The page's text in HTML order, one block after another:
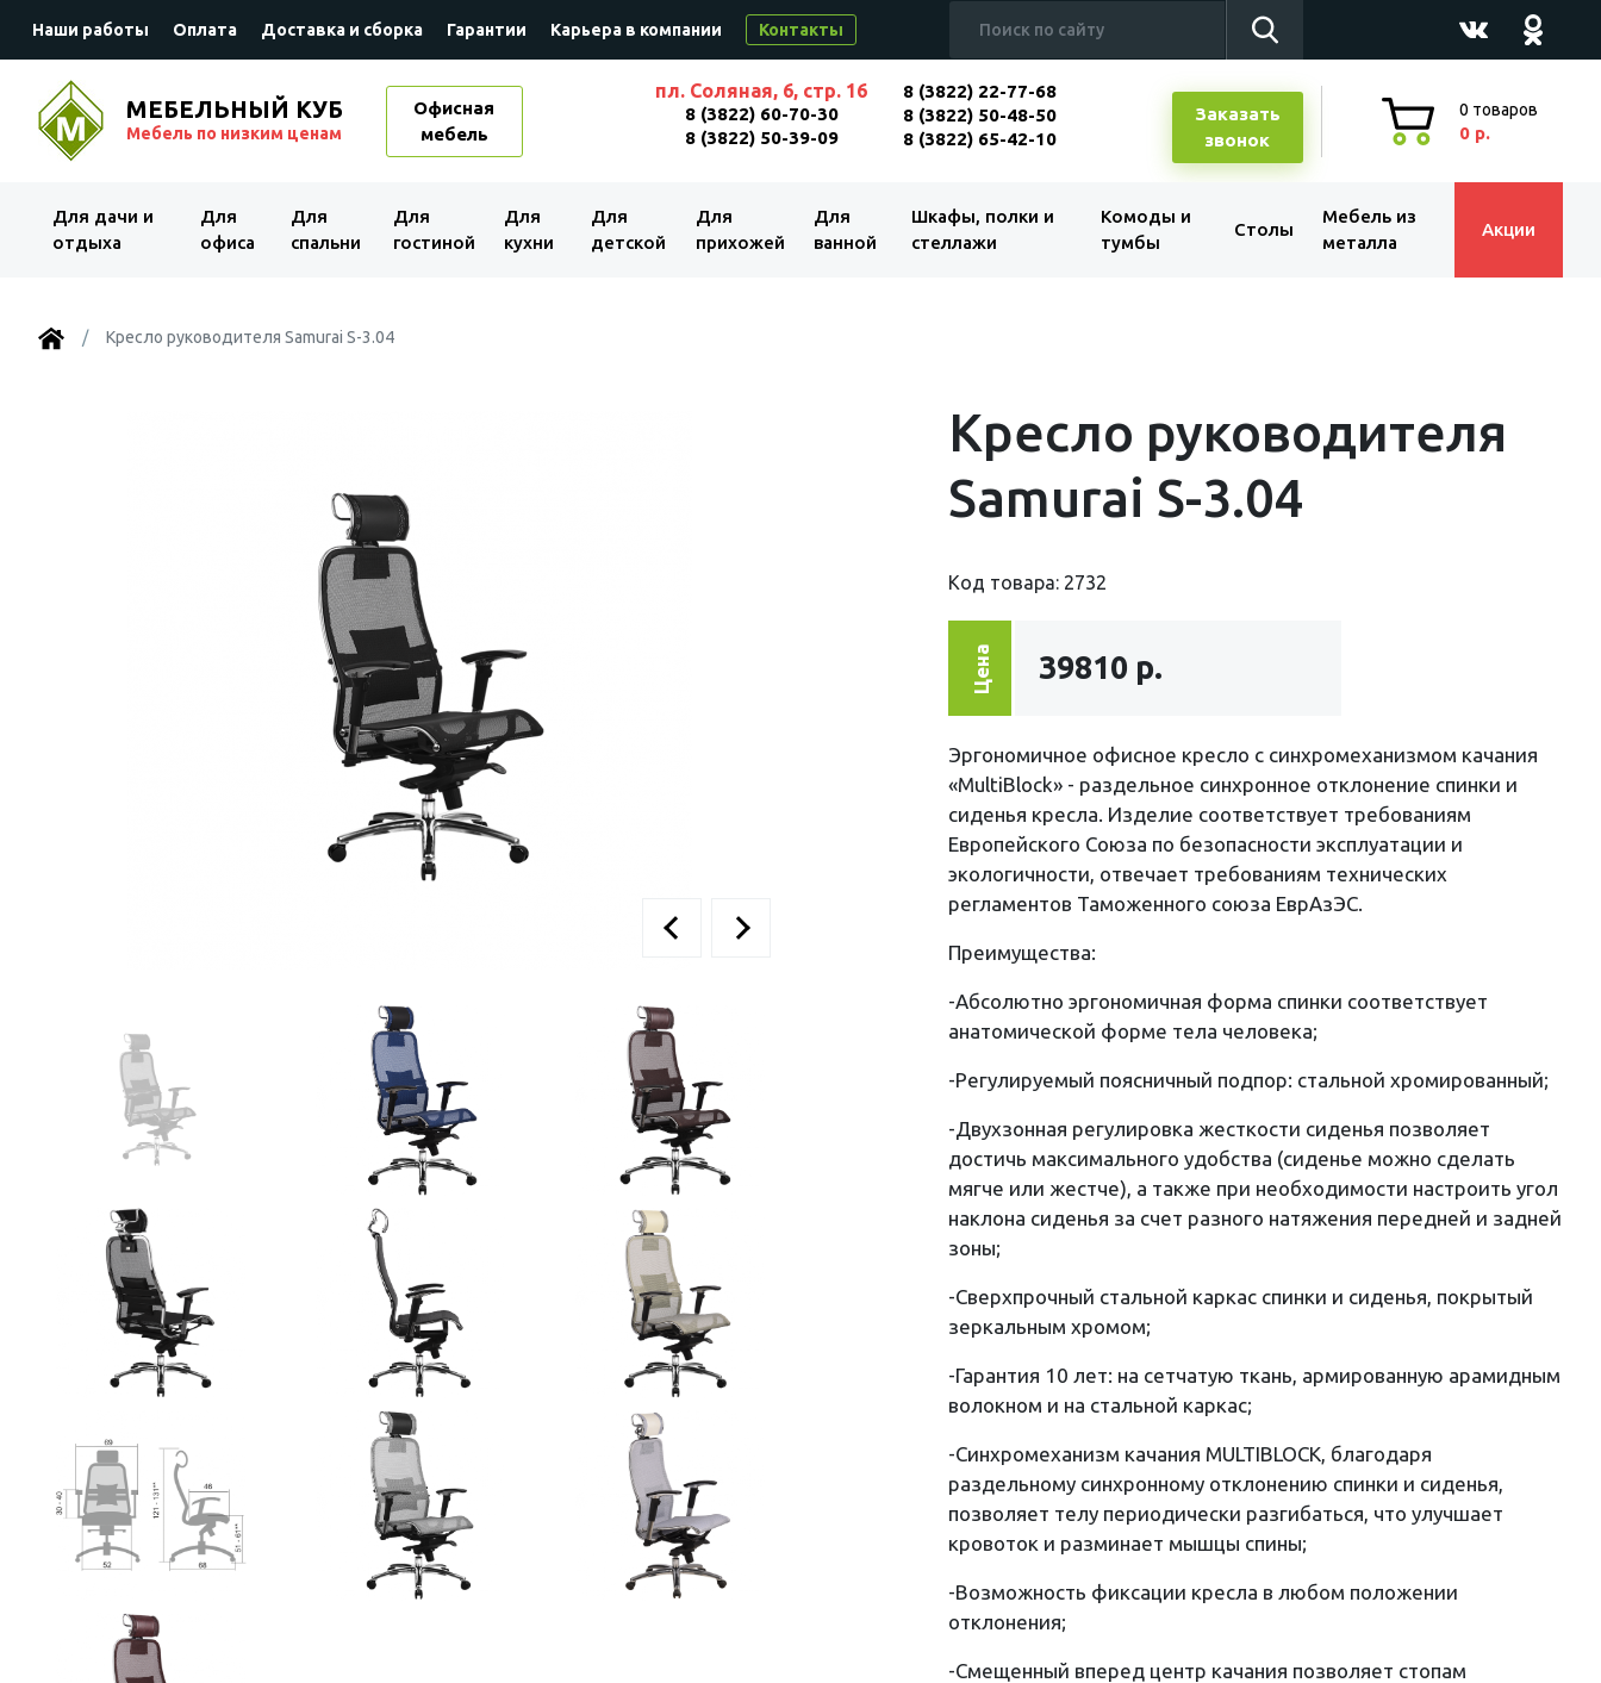
Наши работы Оплата Доставка и сборка Гарантии Карьера в компании Контакты
МЕБЕЛЬНЫЙ КУБ
Мебель по низким ценам
Офисная
мебель
пл. Соляная, 6, стр. 16
8 (3822) 60-70-30
8 (3822) 50-39-09
8 (3822) 22-77-68
8 (3822) 50-48-50
8 (3822) 65-42-10
Заказать
звонок
0 товаров
0 р.
Для дачи и
отдыха
Для
офиса
Для
спальни
Для
гостиной
Для
кухни
Для
детской
Для
прихожей
Для
ванной
Шкафы, полки и
стеллажи
Комоды и
тумбы
Столы
Мебель из
металла
Акции
Кресло руководителя Samurai S-3.04
Кресло руководителя
Samurai S-3.04
Код товара: 2732
Цена 39810 р.
Эргономичное офисное кресло с синхромеханизмом качания
«MultiBlock» - раздельное синхронное отклонение спинки и
сиденья кресла. Изделие соответствует требованиям
Европейского Союза по безопасности эксплуатации и
экологичности, отвечает требованиям технических
регламентов Таможенного союза ЕврАзЭС.
Преимущества:
-Абсолютно эргономичная форма спинки соответствует
анатомической форме тела человека;
-Регулируемый поясничный подпор: стальной хромированный;
-Двухзонная регулировка жесткости сиденья позволяет
достичь максимального удобства (сиденье можно сделать
мягче или жестче), а также при необходимости настроить угол
наклона сиденья за счет разного натяжения передней и задней
зоны;
-Сверхпрочный стальной каркас спинки и сиденья, покрытый
зеркальным хромом;
-Гарантия 10 лет: на сетчатую ткань, армированную арамидным
волокном и на стальной каркас;
-Синхромеханизм качания MULTIBLOCK, благодаря
раздельному синхронному отклонению спинки и сиденья,
позволяет телу периодически разгибаться, что улучшает
кровоток и разминает мышцы спины;
-Возможность фиксации кресла в любом положении
отклонения;
-Смещенный вперед центр качания позволяет стопам